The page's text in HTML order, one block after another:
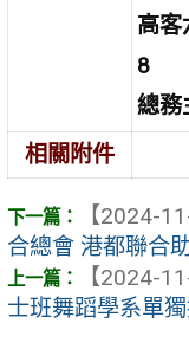
高客
8
總務
相關附件
【2024-
合總會 港都聯合
【2024-
士班舞蹈學系單